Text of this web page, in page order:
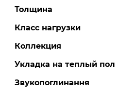
Толщина
Класс нагрузки
Коллекция
Укладка на теплый пол
Звукопоглинання